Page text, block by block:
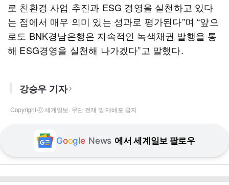
로 친환경 사업 추진과 ESG 경영을 실천하고 있다
는 점에서 매우 의미 있는 성과로 평가된다”며 “앞으
로도 BNK경남은행은 지속적인 녹색채권 발행을 통
해 ESG경영을 실천해 나가겠다”고 말했다.
강승우 기자
Copyright ⓒ 세계일보. 무단 전재 및 재배포 금지
Google News 에서 세계일보 팔로우